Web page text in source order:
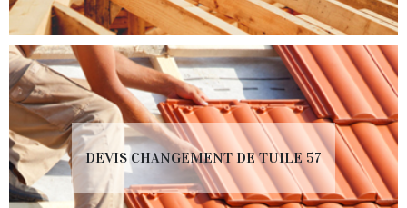
DEVIS CHANGEMENT DE TUILE 57